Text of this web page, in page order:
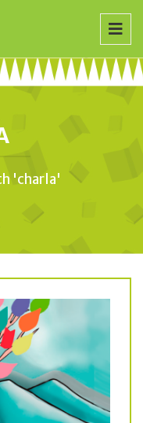
'charla'